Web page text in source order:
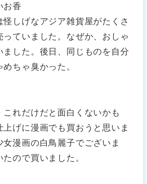
お香
しげなアジア雑貨屋がたくさ
ていました。なぜか、おしゃ
した。後日、同じものを自分
ちゃ臭かった。
これだけだと面白くないかも
げに漫画でも買おうと思いま
漫画の白鳥麗子でございま
ので買いました。